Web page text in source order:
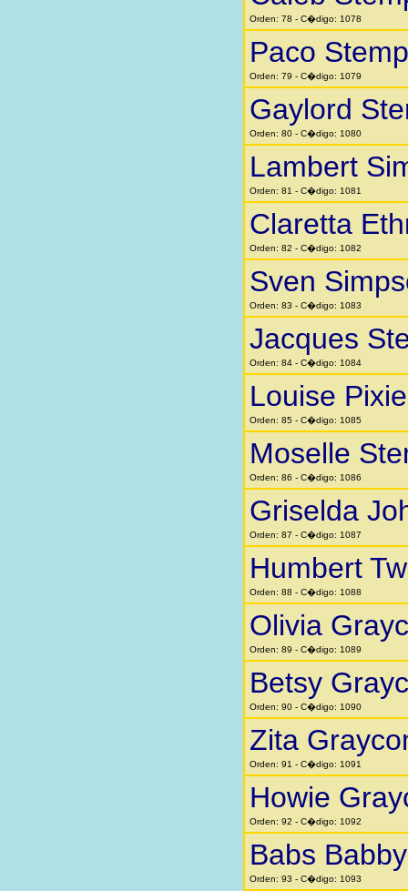
Orden: 78 - C�digo: 1078
Paco
Orden: 79 - C�digo: 1079
Gaylord
Orden: 80 - C�digo: 1080
Lambert
Orden: 81 - C�digo: 1081
Claretta
Orden: 82 - C�digo: 1082
Sven
Orden: 83 - C�digo: 1083
Jacques
Orden: 84 - C�digo: 1084
Louise
Orden: 85 - C�digo: 1085
Moselle
Orden: 86 - C�digo: 1086
Griselda
Orden: 87 - C�digo: 1087
Humbert
Orden: 88 - C�digo: 1088
Olivia
Orden: 89 - C�digo: 1089
Betsy
Orden: 90 - C�digo: 1090
Zita
Orden: 91 - C�digo: 1091
Howie
Orden: 92 - C�digo: 1092
Babs
Orden: 93 - C�digo: 1093